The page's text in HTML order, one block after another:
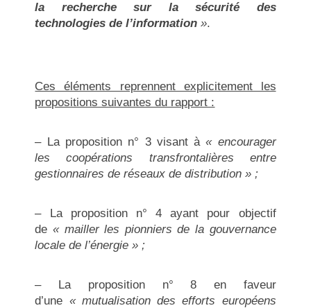
la recherche sur la sécurité des
technologies de l’information ».
Ces éléments reprennent explicitement les
propositions suivantes du rapport :
– La proposition n° 3 visant à« encourager
les coopérations transfrontalières entre
gestionnaires de réseaux de distribution » ;
– La proposition n° 4 ayant pour objectif
de« mailler les pionniers de la gouvernance
locale de l’énergie » ;
– La proposition n° 8 en faveur
d’une « mutualisation des efforts européens